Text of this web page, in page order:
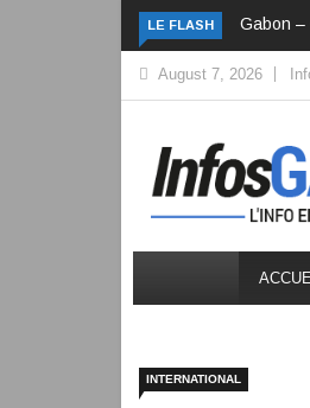
LE FLASH Gabon –
August 7, 2026
INTERNATIONAL